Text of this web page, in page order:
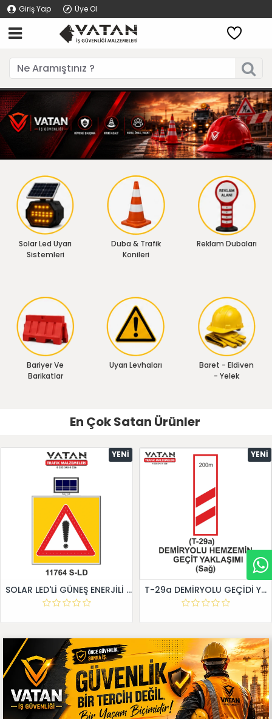
Giriş Yap Üye Ol
Solar Led Uyarı
Sistemleri
Duba & Trafik
Konileri
Reklam Dubaları
Bariyer Ve
Barikatlar
Uyarı Levhaları
Baret - Eldiven
- Yelek
En Çok Satan Ürünler
YENI
SOLAR LED'Lİ GÜNEŞ ENERJİLİ LEVHA
YENI
T-29a DEMİRYOLU GEÇİDİ YAKLAŞIM LEVHALARI (Sağ)